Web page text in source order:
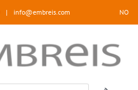
| info@embreis.com NO